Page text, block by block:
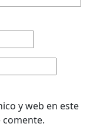
y web en este
comente.